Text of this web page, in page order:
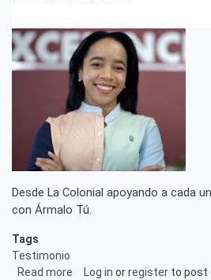
de
octubre
2025.
Desde La Colonial apoyando a cada
con Ármalo Tú.
Tags
Testimonio
Read more about
Log in orregister to post